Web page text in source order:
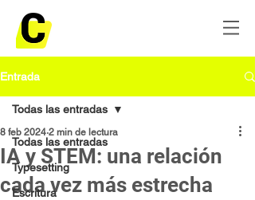
Entrada
Todas las entradas
Typesetting
Escritura
Todas las entradas
IA y STEM: una relación
cada vez más estrecha
8 feb 2024 2 min de lectura